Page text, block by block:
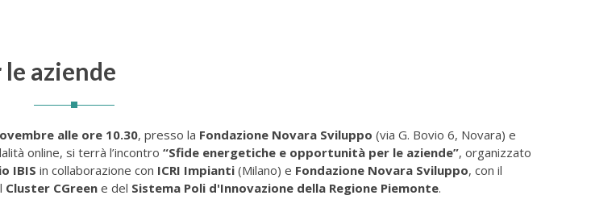
aziende
alle ore 10.30, presso la Fondazione Novara Sviluppo (via G. Bovio 6, Novara) e
online, si terrà l’incontro “Sfide energetiche e opportunità per le aziende”, organizzato
IBIS in collaborazione con ICRI Impianti (Milano) e Fondazione Novara Sviluppo, con il
Cluster CGreen e del Sistema Poli d'Innovazione della Regione Piemonte.